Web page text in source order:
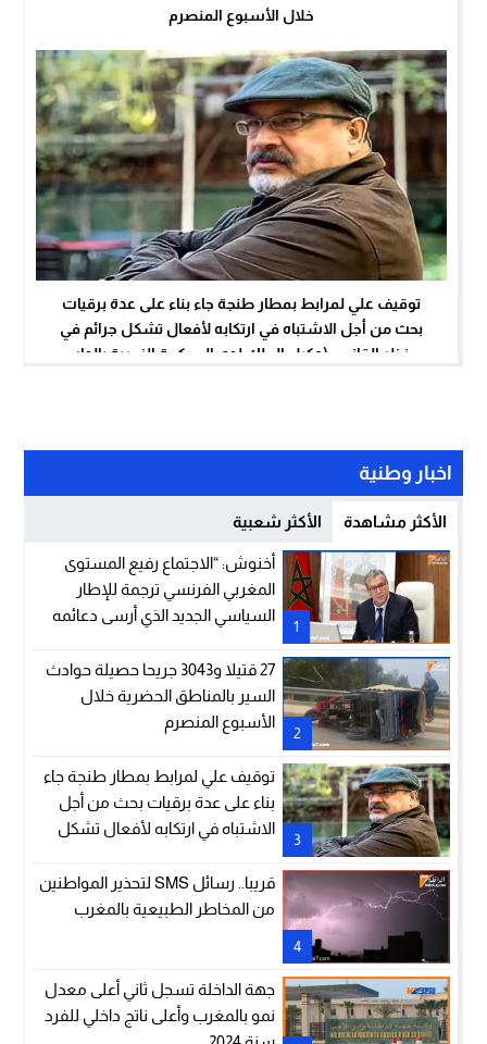
خلال الأسبوع المنصرم
توقيف علي لمرابط بمطار طنجة جاء بناء على عدة برقيات
بحث من أجل الاشتباه في ارتكابه لأفعال تشكل جرائم في
نظر القانون (وكيل الملك لدى المحكمة الزجرية بالدار
اخبار وطنية
الأكثر مشاهدة الأكثر شعبية
1
أخنوش: “الاجتماع رفيع المستوى
المغربي الفرنسي ترجمة للإطار
السياسي الجديد الذي أرسى دعائمه
ماكرون”
2
27 قتيلا و3043 جريحا حصيلة حوادث
السير بالمناطق الحضرية خلال
الأسبوع المنصرم
3
توقيف علي لمرابط بمطار طنجة جاء
بناء على عدة برقيات بحث من أجل
الاشتباه في ارتكابه لأفعال تشكل
لدى المحكمة الزجرية بالدار البيضاء)
4
قريبا.. رسائل SMS لتحذير المواطنين
من المخاطر الطبيعية بالمغرب
جهة الداخلة تسجل ثاني أعلى معدل
نمو بالمغرب وأعلى ناتج داخلي للفرد